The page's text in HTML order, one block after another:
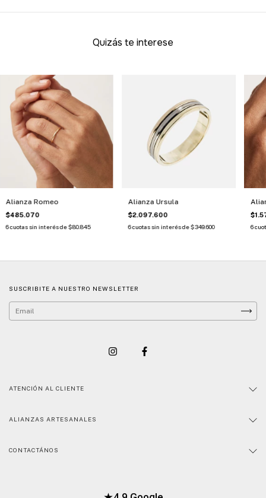
Quizás te interese
Alianza Romeo
$485.070
6cuotas sin interés de$80.845
Alianza Ursula
$2.097.600
6cuotas sin interés de$349.600
6
SUSCRIBITE A NUESTRO NEWSLETTER
ATENCIÓN AL CLIENTE
ALIANZAS ARTESANALES
CONTACTÁNOS